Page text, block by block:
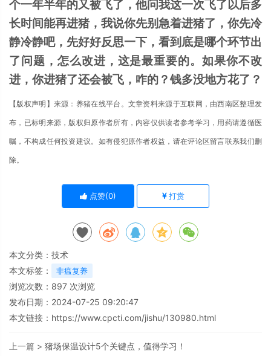
个一年半年的又被飞了，他问我这一次飞了以后多
长时间能再进猪，我说你先别急着进猪了，你先冷
静冷静吧，先好好反思一下，看到底是哪个环节出
了问题，怎么改进，这是最重要的。如果你不改
进，你进猪了还会被飞，咋的？钱多没地方花了？
【版权声明】来源：养猪在线平台。文章资料来源于互联网，由西南区整理发
布，已标明来源，版权归原作者所有，内容仅供读者参考学习，用药请遵循医
嘱，不构成任何投资建议。如有侵犯原作者权益，请在评论区留言联系我们删
除。
点赞(0) 打赏
本文分类： 技术
本文标签：
非瘟复养
浏览次数： 897 次浏览
发布日期：2024-07-25 09:20:47
本文链接： https://www.cpcti.com/jishu/130980.html
上一篇 > 猪场保温设计5个关键点，值得学习！